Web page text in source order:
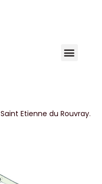
Saint Etienne du Rouvray.